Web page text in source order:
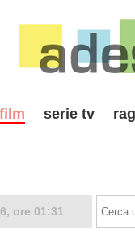
film serie tv
ore 01:31